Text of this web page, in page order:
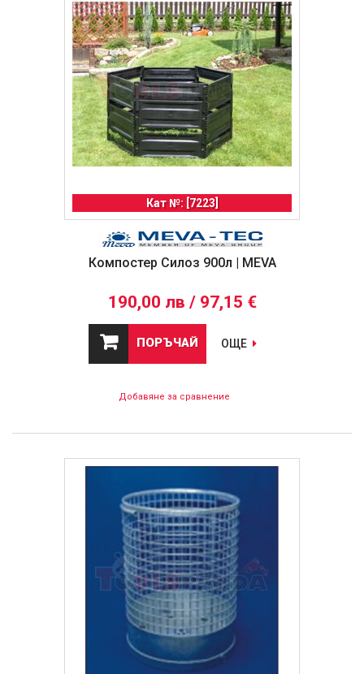
Кат №: [7223]
Компостер Силоз 900л | MEVA
190,00 лв / 97,15 €
ПОРЪЧАЙ ОЩЕ
Добавяне за сравнение